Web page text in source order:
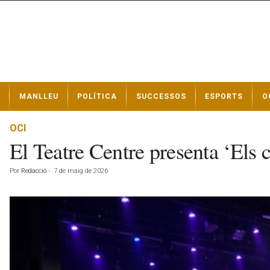
t
MANLLEU POLÍTICA SUCCESSOS ESPORTS
OCI
El Teatre Centre presenta ‘Els
Por Redacció - 7 de maig de 2026